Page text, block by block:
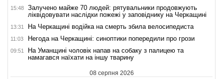
15:48
Залучено майже 70 людей: рятувальники продовжують
ліквідовувати наслідки пожежі у заповіднику на Черкащині
13:31 На Черкащині водійка на смерть збила велосипедиста
11:03 Негода на Черкащині: синоптики попередили про грози
09:51
На Уманщині чоловік напав на собаку з палицею та
намагався наїхати на іншу тварину
08 серпня 2026